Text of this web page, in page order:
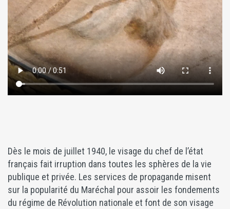
Dès le mois de juillet 1940, le visage du chef de l’état
français fait irruption dans toutes les sphères de la vie
publique et privée. Les services de propagande misent
sur la popularité du Maréchal pour assoir les fondements
du régime de Révolution nationale et font de son visage